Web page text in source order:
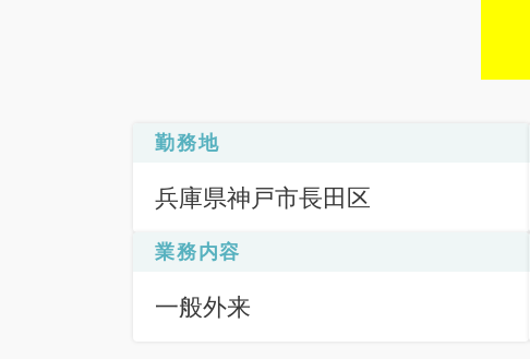
勤務地
兵庫県神戸市長田区
業務内容
一般外来